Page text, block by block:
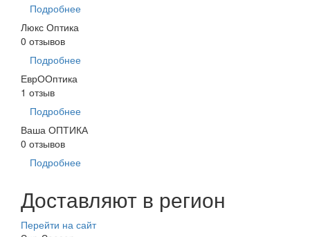
Подробнее
Люкс Оптика
0 отзывов
Подробнее
ЕврООптика
1 отзыв
Подробнее
Ваша ОПТИКА
0 отзывов
Подробнее
Доставляют в регион
Перейти на сайт